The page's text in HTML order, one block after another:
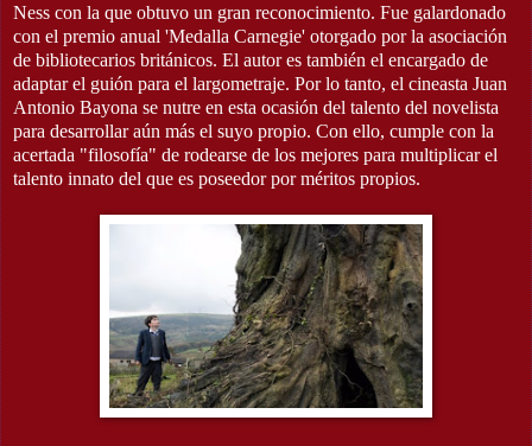
Ness con la que obtuvo un gran reconocimiento. Fue galardonado
con el premio anual 'Medalla Carnegie' otorgado por la asociación
de bibliotecarios británicos. El autor es también el encargado de
adaptar el guión para el largometraje. Por lo tanto, el cineasta Juan
Antonio Bayona se nutre en esta ocasión del talento del novelista
para desarrollar aún más el suyo propio. Con ello, cumple con la
acertada "filosofía" de rodearse de los mejores para multiplicar el
talento innato del que es poseedor por méritos propios.